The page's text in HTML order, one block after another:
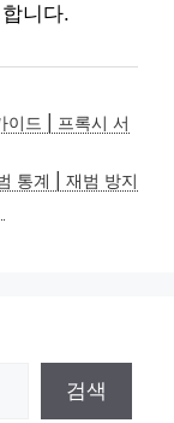
니다.
이드 | 프록시 서
통계 | 재범 방지
검색